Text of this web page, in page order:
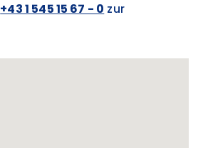
+43 1 545 15 67 - 0 zur